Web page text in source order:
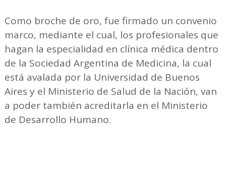
Como broche de oro, fue firmado un convenio
marco, mediante el cual, los profesionales que
hagan la especialidad en clínica médica dentro
de la Sociedad Argentina de Medicina, la cual
está avalada por la Universidad de Buenos
Aires y el Ministerio de Salud de la Nación, van
a poder también acreditarla en el Ministerio
de Desarrollo Humano.